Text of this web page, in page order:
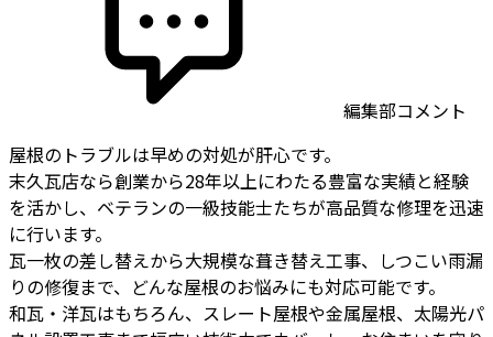
編集部コメント
屋根のトラブルは早めの対処が肝心です。
末久瓦店なら創業から28年以上にわたる豊富な実績と経験
を活かし、ベテランの一級技能士たちが高品質な修理を迅速
に行います。
瓦一枚の差し替えから大規模な葺き替え工事、しつこい雨漏
りの修復まで、どんな屋根のお悩みにも対応可能です。
和瓦・洋瓦はもちろん、スレート屋根や金属屋根、太陽光パ